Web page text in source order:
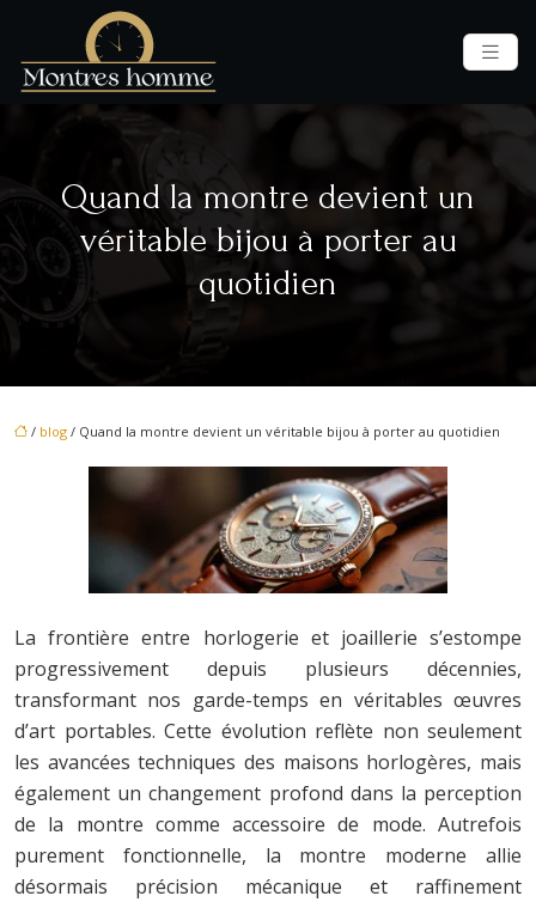
Quand la montre devient un
véritable bijou à porter au
quotidien
/ blog / Quand la montre devient un véritable bijou à porter au quotidien
La frontière entre horlogerie et joaillerie s’estompe
progressivement depuis plusieurs décennies,
transformant nos garde-temps en véritables œuvres
d’art portables. Cette évolution reflète non seulement
les avancées techniques des maisons horlogères, mais
également un changement profond dans la perception
de la montre comme accessoire de mode. Autrefois
purement fonctionnelle, la montre moderne allie
désormais précision mécanique et raffinement